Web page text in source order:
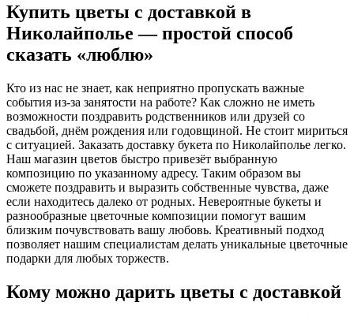
Купить цветы с доставкой в
Николайполье — простой способ
сказать «люблю»
Кто из нас не знает, как неприятно пропускать важные
события из-за занятости на работе? Как сложно не иметь
возможности поздравить родственников или друзей со
свадьбой, днём рождения или годовщиной. Не стоит мириться
с ситуацией. Заказать доставку букета по Николайполье легко.
Наш магазин цветов быстро привезёт выбранную
композицию по указанному адресу. Таким образом вы
сможете поздравить и выразить собственные чувства, даже
если находитесь далеко от родных. Невероятные букеты и
разнообразные цветочные композиции помогут вашим
близким почувствовать вашу любовь. Креативный подход
позволяет нашим специалистам делать уникальные цветочные
подарки для любых торжеств.
Кому можно дарить цветы с доставкой